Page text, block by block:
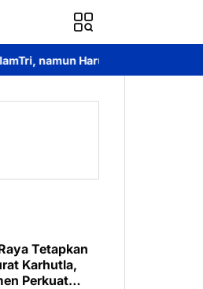
dengan Aksi Nyata
Tetapkan
Karhutla,
Perkuat